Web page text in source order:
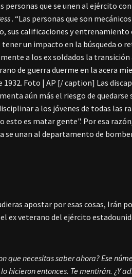
que se unen al ejército
. “Las personas que son
sus calificaciones y
un impacto en la búsqueda o
a los ex soldados la
de guerra duerme en la acera
Foto | AP [/ caption] Las
aún más el riesgo de quedarse
a los jóvenes de todas las
es matar gente". Por esa
se unan al departamento de
apostar por esas cosas, Irán
ex veterano del ejército
que necesitas saber ahora? Ese
hicieron entonces. Te mentirán. ¿Y